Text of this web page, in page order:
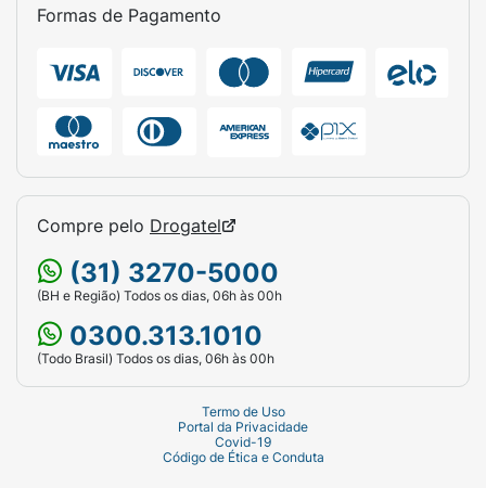
Formas de Pagamento
Compre pelo Drogatel
(31) 3270-5000
(BH e Região) Todos os dias, 06h às 00h
0300.313.1010
(Todo Brasil) Todos os dias, 06h às 00h
Termo de Uso
Portal da Privacidade
Covid-19
Código de Ética e Conduta